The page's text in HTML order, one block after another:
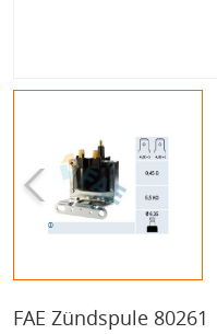
FAE Zündspule 80261